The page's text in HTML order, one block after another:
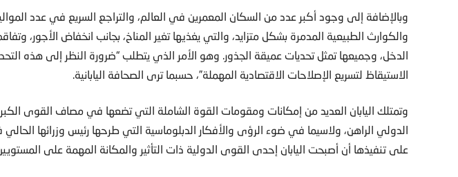
وبالإضافة إلى وجود أكبر عدد من السكان المعمرين في العالم، والتراجع السريع في عدد
والكوارث الطبيعية المدمرة بشكل متزايد، والتي يغذيها تغير المناخ، بجانب انخفاض الأجور،
الدخل، وجميعها تمثل تحديات عميقة الجذور. وهو الأمر الذي يتطلب “ضرورة النظر إلى هذه
الاستيقاظ لتسريع الإصلاحات الاقتصادية المهملة”، حسبما ترى الصحافة اليابانية.
وتمتلك اليابان العديد من إمكانات ومقومات القوة الشاملة التي تضعها في مصاف القوى
الدولي الراهن، ولاسيما في ضوء الرؤى والأفكار الدبلوماسية التي طرحها رئيس وزرائها
على تنفيذها أن أصبحت اليابان إحدى القوى الدولية ذات التأثير والمكانة المهمة على